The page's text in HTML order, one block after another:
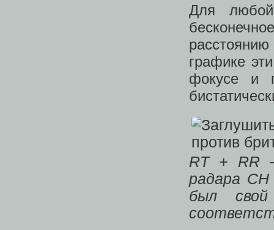
Для
графике
фокусе и
RT + RR
радара СН
был